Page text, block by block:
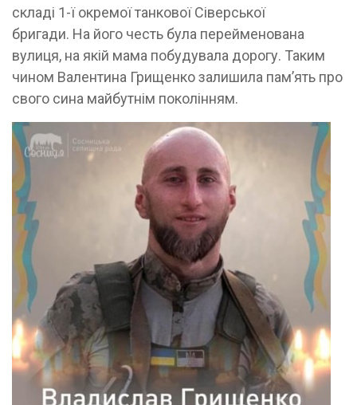
складі 1-ї окремої танкової Сіверської
бригади. На його честь була перейменована
вулиця, на якій мама побудувала дорогу. Таким
чином Валентина Грищенко залишила пам’ять про
свого сина майбутнім поколінням.